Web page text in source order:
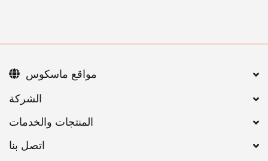
اتصل بنا
مواقع ماسكوس